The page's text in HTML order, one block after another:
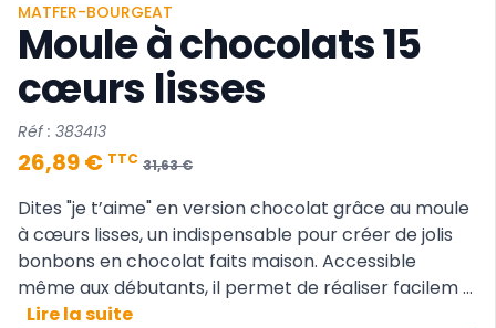
MATFER-BOURGEAT
Moule à chocolats 15
cœurs lisses
Réf : 383413
26,89 € TTC 31,63 €
Dites "je t’aime" en version chocolat grâce au moule
à cœurs lisses, un indispensable pour créer de jolis
bonbons en chocolat faits maison. Accessible
même aux débutants, il permet de réaliser facilem ...
Lire la suite